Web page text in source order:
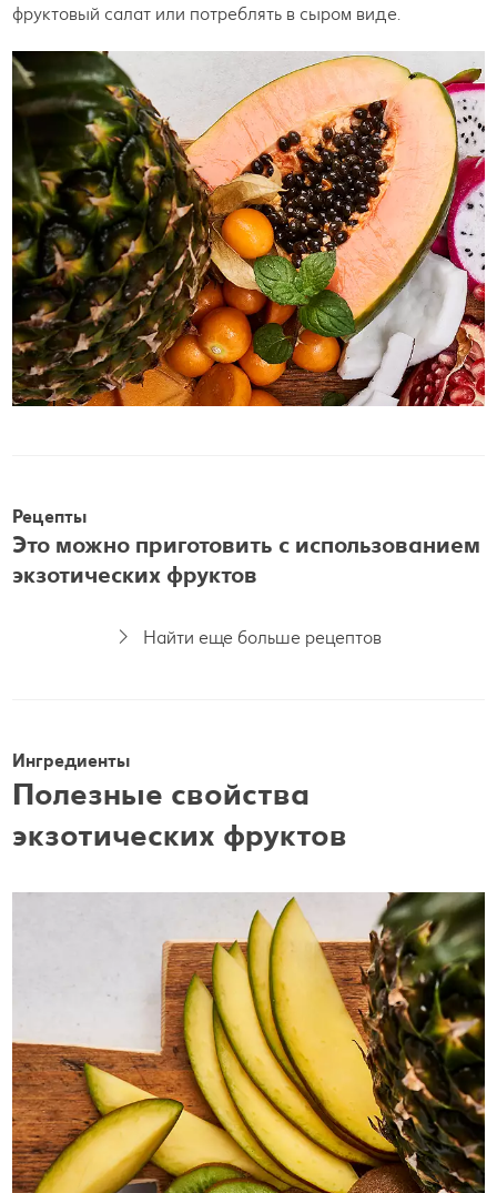
фруктовый салат или потреблять в сыром виде.
Рецепты
Это можно приготовить с использованием
экзотических фруктов
Найти еще больше рецептов
Ингредиенты
Полезные свойства
экзотических фруктов